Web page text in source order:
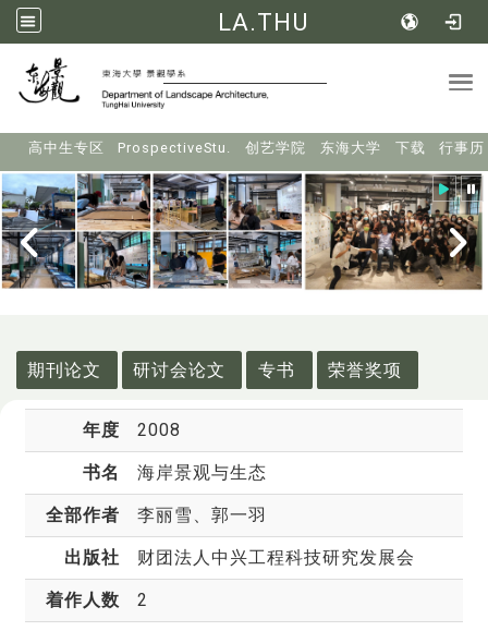
LA.THU
高中生专区 ProspectiveStu. 创艺学院 东海大学 下载 行事历
期刊论文
研讨会论文 专书 荣誉奖项
年度 2008
书名 海岸景观与生态
全部作者 李丽雪 、郭一羽
出版社 财团法人中兴工程科技研究发展会
着作人数 2